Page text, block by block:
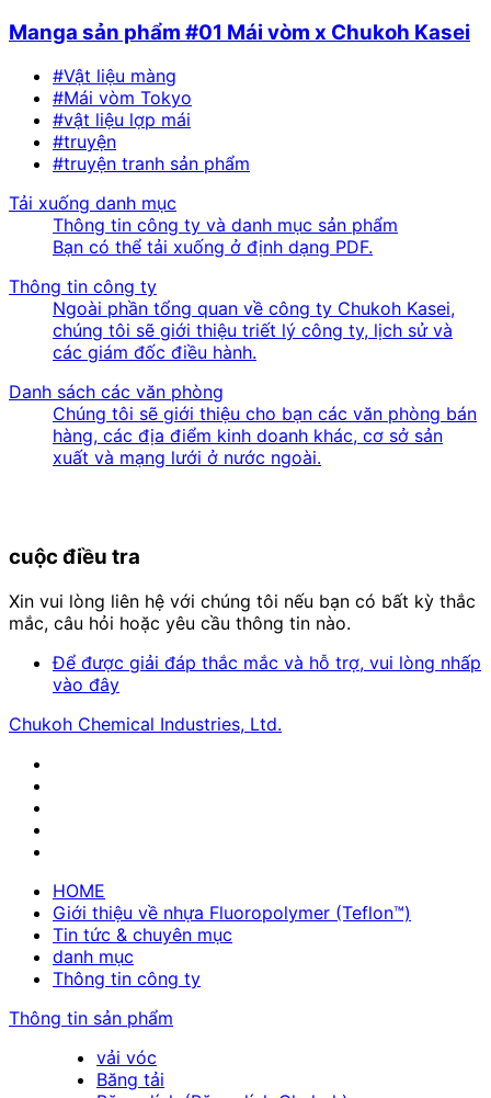
Manga sản phẩm #01 Mái vòm x Chukoh Kasei
#Vật liệu màng
#Mái vòm Tokyo
#vật liệu lợp mái
#truyện
#truyện tranh sản phẩm
Tải xuống danh mục
Thông tin công ty và danh mục sản phẩm
Bạn có thể tải xuống ở định dạng PDF.
Thông tin công ty
Ngoài phần tổng quan về công ty Chukoh Kasei,
chúng tôi sẽ giới thiệu triết lý công ty, lịch sử và
các giám đốc điều hành.
Danh sách các văn phòng
Chúng tôi sẽ giới thiệu cho bạn các văn phòng bán
hàng, các địa điểm kinh doanh khác, cơ sở sản
xuất và mạng lưới ở nước ngoài.
cuộc điều tra
Xin vui lòng liên hệ với chúng tôi nếu bạn có bất kỳ thắc
mắc, câu hỏi hoặc yêu cầu thông tin nào.
Để được giải đáp thắc mắc và hỗ trợ, vui lòng nhấp
vào đây
Chukoh Chemical Industries, Ltd.
HOME
Giới thiệu về nhựa Fluoropolymer (Teflon™)
Tin tức & chuyên mục
danh mục
Thông tin công ty
Thông tin sản phẩm
vải vóc
Băng tải